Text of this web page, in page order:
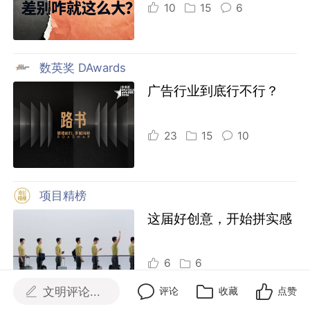
10 15 6
数英奖 DAwards
广告行业到底行不行？
23 15 10
项目精榜
这届好创意，开始拼实感
6 6
文明评论... 评论 收藏 点赞